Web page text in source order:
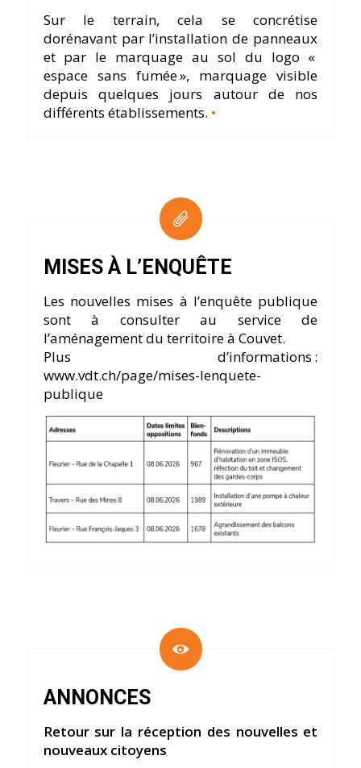
Sur le terrain, cela se concrétise
dorénavant par l’installation de panneaux
et par le marquage au sol du logo «
espace sans fumée », marquage visible
depuis quelques jours autour de nos
différents établissements. •
MISES À L’ENQUÊTE
Les nouvelles mises à l’enquête publique
sont à consulter au service de
l’aménagement du territoire à Couvet.
Plus d’informations :
www.vdt.ch/page/mises-lenquete-
publique
ANNONCES
Retour sur la réception des nouvelles et
nouveaux citoyens